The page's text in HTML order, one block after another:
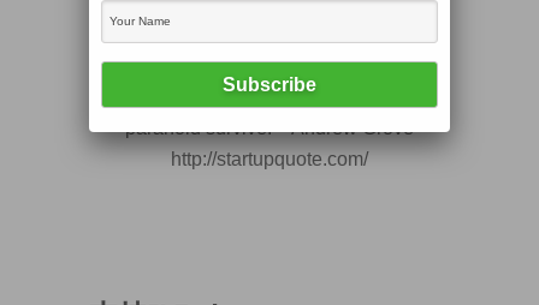
Success breeds complacency.
Complacency breeds failure. Only the
paranoid survive. – Andrew Grove
http://startupquote.com/